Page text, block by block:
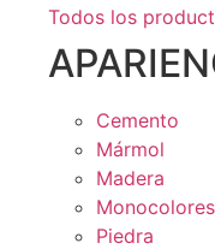
Todos los
Cemento
Mármol
Madera
Monocolores
Piedra